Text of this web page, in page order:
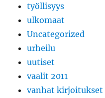
työllisyys
ulkomaat
Uncategorized
urheilu
uutiset
vaalit 2011
vanhat kirjoitukset